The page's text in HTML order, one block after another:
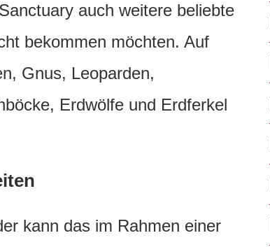
auch weitere beliebte
bekommen möchten. Auf
Gnus, Leoparden,
Erdwölfe und Erdferkel
kann das im Rahmen einer